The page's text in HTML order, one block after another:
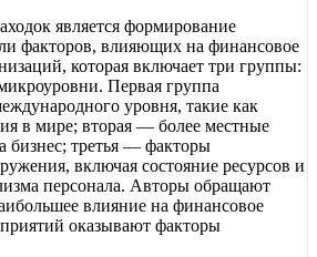
является формирование
факторов, влияющих на финансовое
которая включает три группы:
Первая группа
уровня, такие как
в мире; вторая — более местные
третья — факторы
включая состояние ресурсов и
персонала. Авторы обращают
влияние на финансовое
оказывают факторы